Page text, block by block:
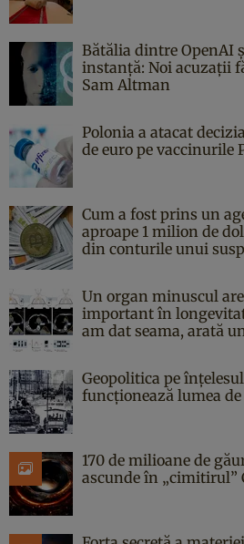
Bătălia dintre OpenAI
instanță: Noi acuzații
Sam Altman
Polonia a atacat
de euro pe vaccinurile
Cum a fost prins un
aproape 1 milion de
din conturile unui
Un organ minuscul
important în
am dat seama, arată
Geopolitica pe
funcționează lumea de
170 de milioane de
ascunde în „cimitirul”